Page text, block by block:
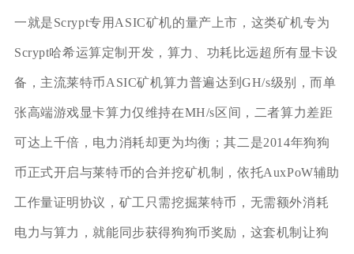
一就是Scrypt专用ASIC矿机的量产上市，这类矿机专为
Scrypt哈希运算定制开发，算力、功耗比远超所有显卡设
备，主流莱特币ASIC矿机算力普遍达到GH/s级别，而单
张高端游戏显卡算力仅维持在MH/s区间，二者算力差距
可达上千倍，电力消耗却更为均衡；其二是2014年狗狗
币正式开启与莱特币的合并挖矿机制，依托AuxPoW辅助
工作量证明协议，矿工只需挖掘莱特币，无需额外消耗
电力与算力，就能同步获得狗狗币奖励，这套机制让狗